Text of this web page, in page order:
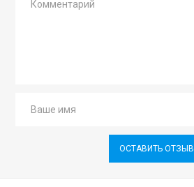
ОСТАВИТЬ ОТЗЫВ